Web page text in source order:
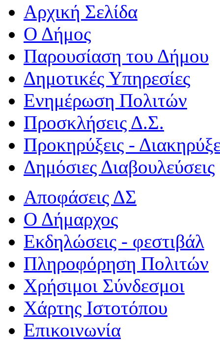
Αρχική Σελίδα
Ο Δήμος
Παρουσίαση του Δήμου
Δημοτικές Υπηρεσίες
Ενημέρωση Πολιτών
Προσκλήσεις Δ.Σ.
Προκηρύξεις -
Δημόσιες Διαβουλεύσεις
Αποφάσεις ΔΣ
Ο Δήμαρχος
Εκδηλώσεις - φεστιβάλ
Πληροφόρηση Πολιτών
Χρήσιμοι Σύνδεσμοι
Χάρτης Ιστοτόπου
Επικοινωνία